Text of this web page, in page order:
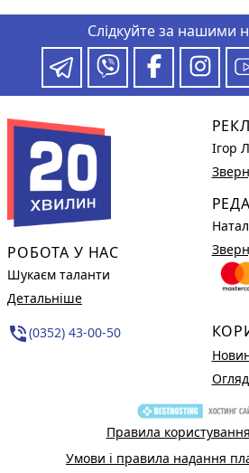
Слідкуйте за нашими
РОБОТА У НАС
Шукаєм таланти
Детальніше
phone_in_talk(0352) 43-00-50
Ігор
Правила
Умови і правила надання